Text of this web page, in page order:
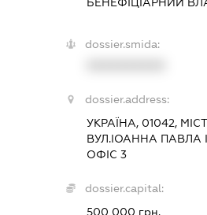
dossier.smida:
dossier.address:
УКРАЇНА, 01042,
ВУЛ.ІОАННА ПАВЛА
ОФІС 3
dossier.capital:
500 000 грн.